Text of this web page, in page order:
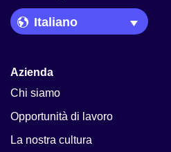
Language Picker
Azienda
Chi siamo
Opportunità di lavoro
La nostra cultura